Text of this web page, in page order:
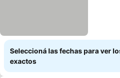
Seleccioná las fechas para ver
exactos